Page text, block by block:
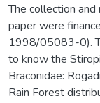
The collection
paper were
1998/05083-0).
to know the
Braconidae:
Rain Forest